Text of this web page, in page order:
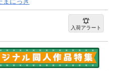
入荷アラート